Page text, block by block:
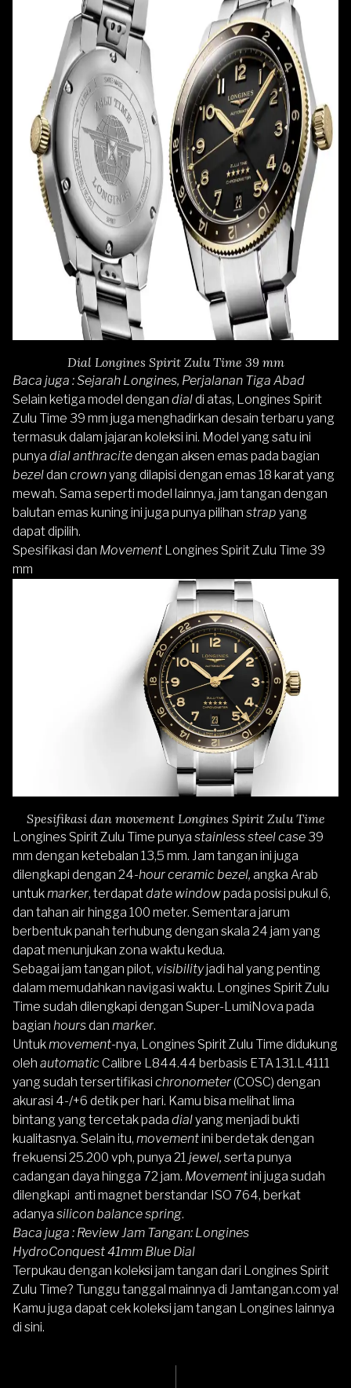
Dial Longines Spirit Zulu Time 39 mm
Baca juga :Sejarah Longines, Perjalanan Tiga Abad
Selain ketiga model dengan dialdi atas, Longines Spirit
Zulu Time 39 mm juga menghadirkan desain terbaru yang
termasuk dalam jajaran koleksi ini. Model yang satu ini
punya dial anthracitedengan aksen emas pada bagian
bezeldan crownyang dilapisi dengan emas 18 karat yang
mewah. Sama seperti model lainnya, jam tangan dengan
balutan emas kuning ini juga punya pilihan strap yang
dapat dipilih.
Spesifikasi dan Movement Longines Spirit Zulu Time 39
mm
Spesifikasi dan movement Longines Spirit Zulu Time
Longines Spirit Zulu Time punya stainless steel case39
mm dengan ketebalan 13,5 mm. Jam tangan ini juga
dilengkapi dengan 24-hour ceramic bezel, angka Arab
untukmarker, terdapatdate windowpada posisi pukul 6,
dan tahan air hingga 100 meter. Sementara jarum
berbentuk panah terhubung dengan skala 24 jam yang
dapat menunjukan zona waktu kedua.
Sebagai jam tangan pilot, visibilityjadi hal yang penting
dalam memudahkan navigasi waktu. Longines Spirit Zulu
Time sudah dilengkapi dengan Super-LumiNova pada
bagian hoursdan marker.
Untukmovement-nya, Longines Spirit Zulu Time didukung
oleh automatic Calibre L844.44 berbasis ETA 131.L4111
yang sudah tersertifikasi chronometer(COSC) dengan
akurasi 4-/+6 detik per hari. Kamu bisa melihat lima
bintang yang tercetak pada dialyang menjadi bukti
kualitasnya. Selain itu, movementini berdetak dengan
frekuensi 25.200 vph, punya 21 jewel, serta punya
cadangan daya hingga 72 jam. Movementini juga sudah
dilengkapi anti magnet berstandar ISO 764, berkat
adanya silicon balance spring.
Baca juga : Review Jam Tangan: Longines
HydroConquest 41mm Blue Dial
Terpukau dengan koleksi jam tangan dari Longines Spirit
Zulu Time? Tunggu tanggal mainnya di Jamtangan.com ya!
Kamu juga dapat cekkoleksi jam tangan Longines lainnya
di sini.